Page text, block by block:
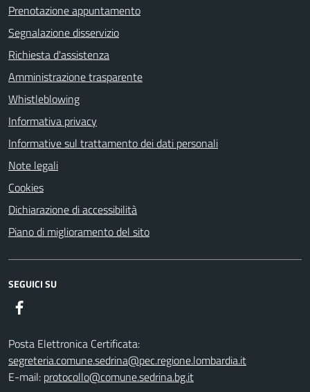
Prenotazione appuntamento
Segnalazione disservizio
Richiesta d'assistenza
Amministrazione trasparente
Whistleblowing
Informativa privacy
Informative sul trattamento dei dati personali
Note legali
Cookies
Dichiarazione di accessibilità
Piano di miglioramento del sito
SEGUICI SU
Posta Elettronica Certificata:
segreteria.comune.sedrina@pec.regione.lombardia.it
E-mail: protocollo@comune.sedrina.bg.it